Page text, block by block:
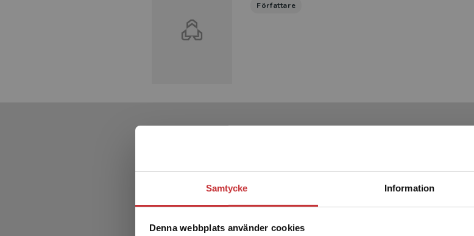
Samtycke Information
Denna webbplats använder cookies
Begränsad fraktregion
Författare